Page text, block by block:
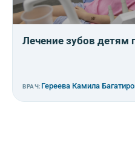
Лечение зубов детям
ВРАЧ: Гереева Камила